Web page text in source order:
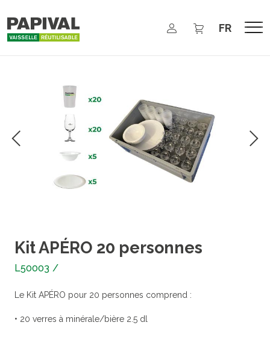
Select your
Kit APÉRO 20 personnes
L50003 /
Le Kit APÉRO pour 20 personnes comprend :
• 20 verres à minérale/bière 2.5 dl